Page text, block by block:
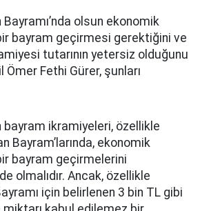
olsun ekonomik
bayram geçirmesi gerektiğini ve
tutarının yetersiz olduğunu
Ömer Fethi Gürer, şunları
bayram ikramiyeleri, özellikle
Bayram’larında, ekonomik
bayram geçirmelerini
olmalıdır. Ancak, özellikle
için belirlenen 3 bin TL gibi